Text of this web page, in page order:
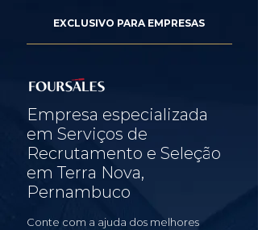
EXCLUSIVO PARA EMPRESAS
Empresa especializada
em Serviços de
Recrutamento e Seleção
em Terra Nova,
Pernambuco
Conte com a ajuda dos melhores